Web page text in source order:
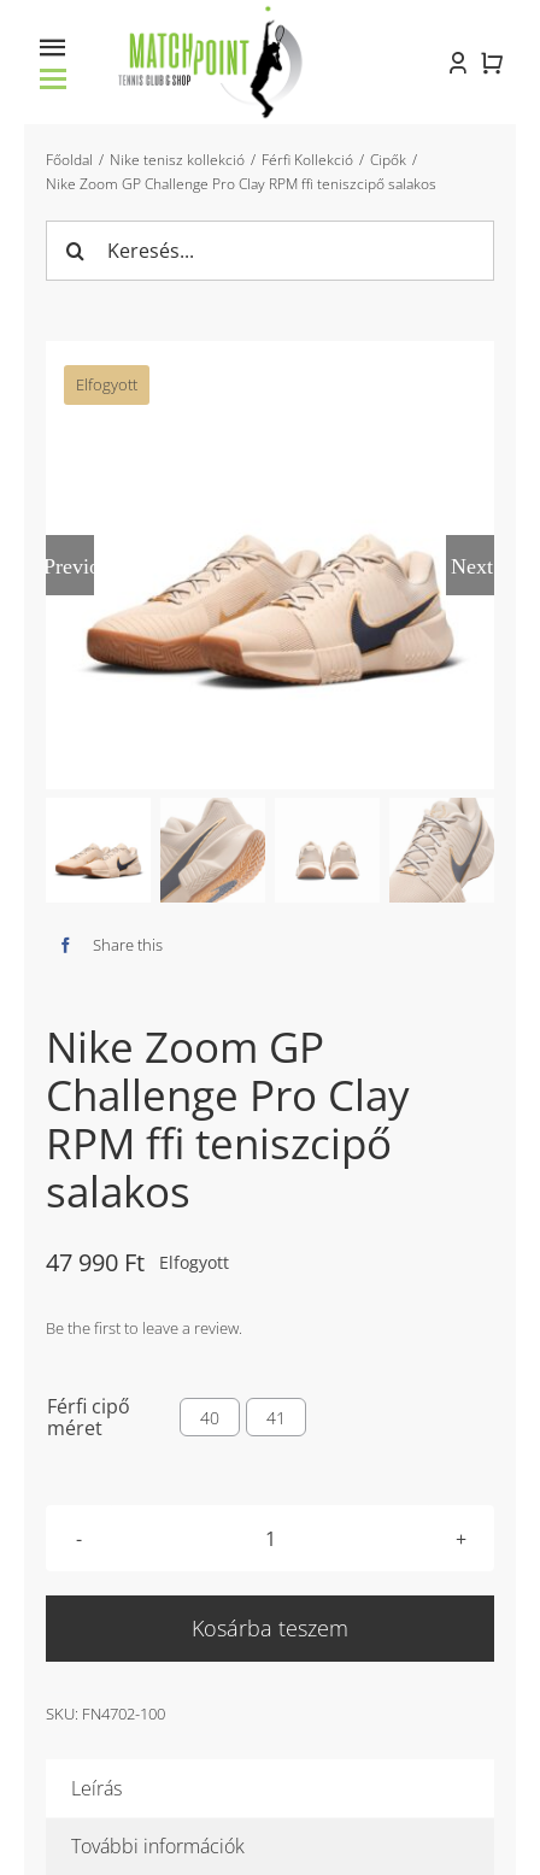
Toggle
Főoldal
Racket service
Pályabérlés
Főoldal Nike tenisz kollekció Férfi Kollekció
Cipők
Nike Zoom GP Challenge Pro Clay RPM ffi teniszcipő salakos
Elfogyott
Previous Next
Share this
Nike Zoom GP
Challenge Pro Clay
RPM ffi teniszcipő
salakos
47 990 Ft Elfogyott
Be the first to leave a review.
Férfi cipő
méret
40 41
Nike
GP
Kosárba teszem
SKU: FN4702-100
Leírás
További információk